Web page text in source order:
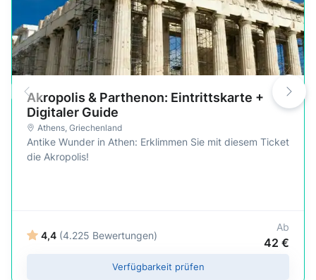
Akropolis & Parthenon: Eintrittskarte +
Digitaler Guide
Athens, Griechenland
Antike Wunder in Athen: Erklimmen Sie mit diesem Ticket
die Akropolis!
4,4 (4.225 Bewertungen)
Ab
42 €
Verfügbarkeit prüfen